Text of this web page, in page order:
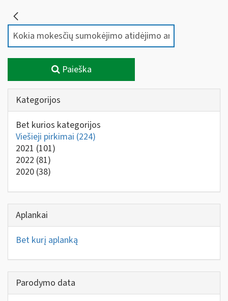
Paieška
Kategorijos
Bet kurios kategorijos
Viešieji pirkimai (224)
2021 (101)
2022 (81)
2020 (38)
Aplankai
Bet kurį aplanką
Parodymo data